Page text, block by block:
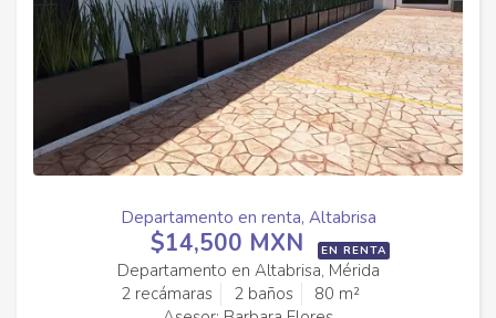
Departamento en renta, Altabrisa
$14,500 MXN EN RENTA
Departamento en Altabrisa, Mérida
2 recámaras
2 baños
80 m²